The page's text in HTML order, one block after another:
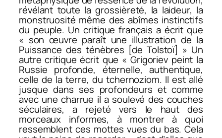
révélant toute la grossièreté, la laideur, la
monstruosité même des abîmes instinctifs
du peuple. Un critique français a écrit que
« son œuvre paraît une illustration de la
Puissance des ténèbres [de Tolstoï] » Un
autre critique écrit que « Grigoriev peint la
Russie profonde, éternelle, authentique,
celle de la terre, du tchernoziom. Il est allé
jusque dans ses profondeurs et comme
avec une charrue il a soulevé des couches
séculaires, a rejeté vers le haut des
morceaux informes, à montrer à quoi
ressemblent ces mottes vues du bas. Cela